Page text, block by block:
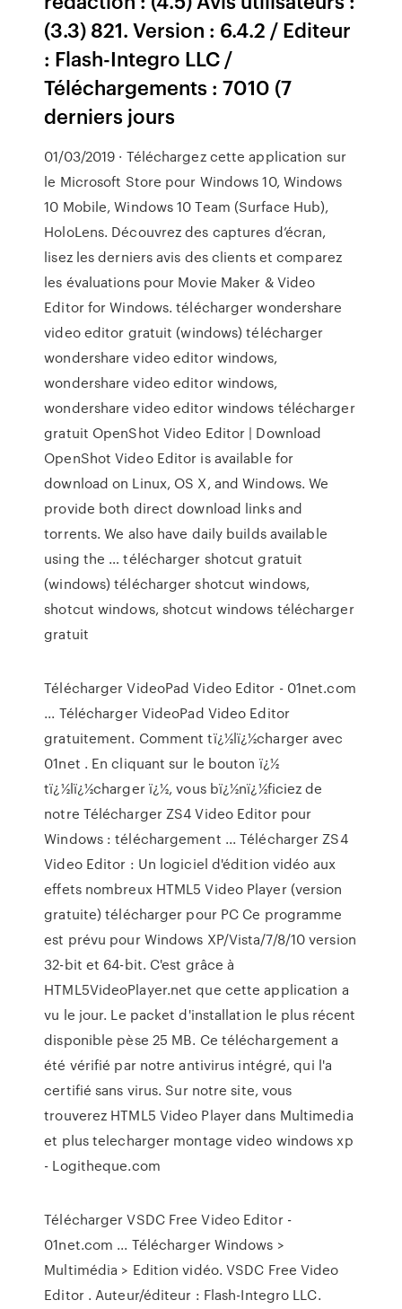
(3.3) 821. Version : 6.4.2 / Editeur
: Flash-Integro LLC /
Téléchargements : 7010 (7
derniers jours
01/03/2019 · Téléchargez cette application sur
le Microsoft Store pour Windows 10, Windows
10 Mobile, Windows 10 Team (Surface Hub),
HoloLens. Découvrez des captures d’écran,
lisez les derniers avis des clients et comparez
les évaluations pour Movie Maker & Video
Editor for Windows. télécharger wondershare
video editor gratuit (windows) télécharger
wondershare video editor windows,
wondershare video editor windows,
wondershare video editor windows télécharger
gratuit OpenShot Video Editor | Download
OpenShot Video Editor is available for
download on Linux, OS X, and Windows. We
provide both direct download links and
torrents. We also have daily builds available
using the … télécharger shotcut gratuit
(windows) télécharger shotcut windows,
shotcut windows, shotcut windows télécharger
gratuit
Télécharger VideoPad Video Editor - 01net.com
... Télécharger VideoPad Video Editor
gratuitement. Comment tï¿½lï¿½charger avec
01net . En cliquant sur le bouton ï¿½
tï¿½lï¿½charger ï¿½, vous bï¿½nï¿½ficiez de
notre Télécharger ZS4 Video Editor pour
Windows : téléchargement ... Télécharger ZS4
Video Editor : Un logiciel d'édition vidéo aux
effets nombreux HTML5 Video Player (version
gratuite) télécharger pour PC Ce programme
est prévu pour Windows XP/Vista/7/8/10 version
32-bit et 64-bit. C'est grâce à
HTML5VideoPlayer.net que cette application a
vu le jour. Le packet d'installation le plus récent
disponible pèse 25 MB. Ce téléchargement a
été vérifié par notre antivirus intégré, qui l'a
certifié sans virus. Sur notre site, vous
trouverez HTML5 Video Player dans Multimedia
et plus telecharger montage video windows xp
- Logitheque.com
Télécharger VSDC Free Video Editor -
01net.com ... Télécharger Windows >
Multimédia > Edition vidéo. VSDC Free Video
Editor . Auteur/éditeur : Flash-Integro LLC.